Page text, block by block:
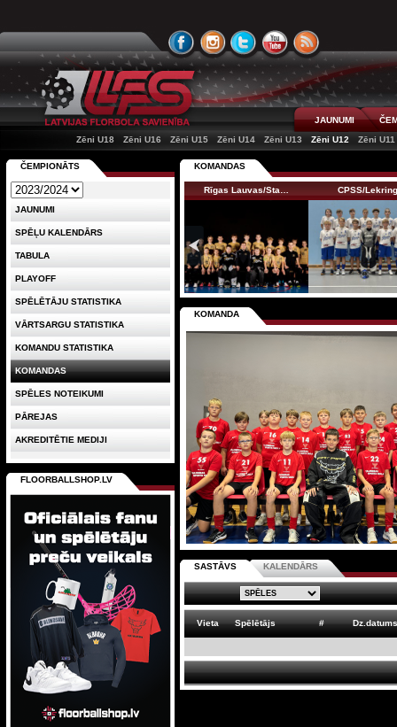
JAUNUMI
Zēni U18
Zēni U16 Zēni U15 Zēni U14 Zēni U13 Zēni U12 Zēni U11
KOMANDAS
Rīgas Lauvas/Sta… CPSS/
KOMANDA
SASTĀVS KALENDĀRS
Vieta Spēlētājs # Dz.datums
ČEMPIONĀTS
JAUNUMI
SPĒĻU KALENDĀRS
TABULA
PLAYOFF
SPĒLĒTĀJU STATISTIKA
VĀRTSARGU STATISTIKA
KOMANDU STATISTIKA
KOMANDAS
SPĒLES NOTEIKUMI
PĀREJAS
AKREDITĒTIE MEDIJI
FLOORBALLSHOP.LV